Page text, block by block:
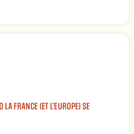
FRANCE (ET L’EUROPE) SE